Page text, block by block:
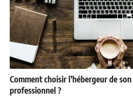
Comment choisir l’hébergeur de
professionnel ?